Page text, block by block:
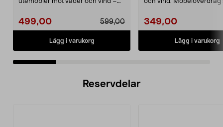
499,00 599,00
Lägg i varukorg
349,00
Lägg i varukorg
Reservdelar